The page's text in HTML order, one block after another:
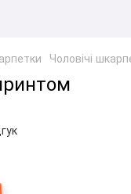
Чоловічі